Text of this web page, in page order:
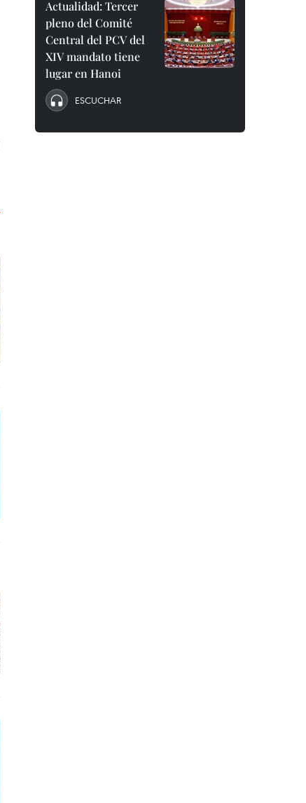
Actualidad: Tercer
pleno del Comité
Central del PCV del
XIV mandato tiene
lugar en Hanoi
ESCUCHAR